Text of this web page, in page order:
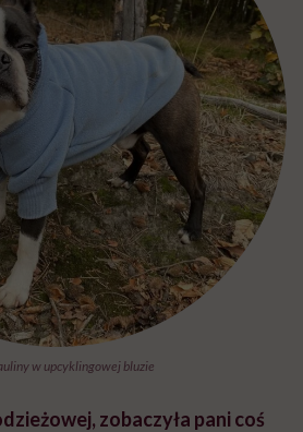
w upcyklingowej bluzie
zobaczyła pani coś